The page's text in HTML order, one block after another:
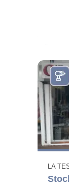
LA